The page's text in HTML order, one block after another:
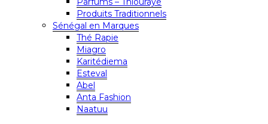
Produits Traditionnels
Sénégal en Marques
Thé Rapie
Miagro
Karitédiema
Esteval
Abel
Anta Fashion
Naatuu